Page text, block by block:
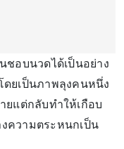
ชอบนวดได้เป็นอย่าง
ดยเป็นภาพลุงคนหนึ่ง
ยแต่กลับทำให้เกือบ
ความตระหนกเป็น